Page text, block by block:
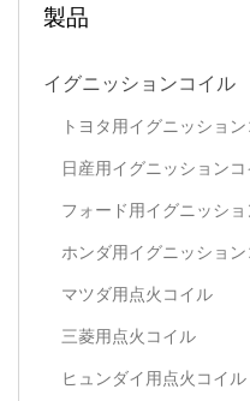
製品
イグニッションコイル
トヨタ用イグニッショ
日産用イグニッション
フォード用イグニッシ
ホンダ用イグニッショ
マツダ用点火コイル
三菱用点火コイル
ヒュンダイ用点火コイル